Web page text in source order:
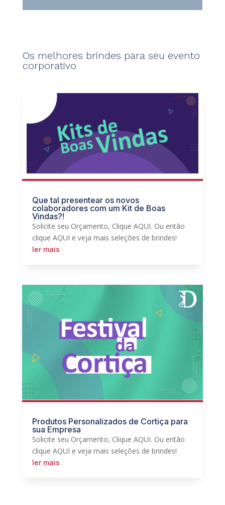
Os melhores brindes para seu evento
corporativo
Que tal presentear os novos
colaboradores com um Kit de Boas
Vindas?!
Solicite seu Orçamento, Clique AQUI. Ou então
clique AQUI e veja mais seleções de brindes!
ler mais
Produtos Personalizados de Cortiça para
sua Empresa
Solicite seu Orçamento, Clique AQUI. Ou então
clique AQUI e veja mais seleções de brindes!
ler mais